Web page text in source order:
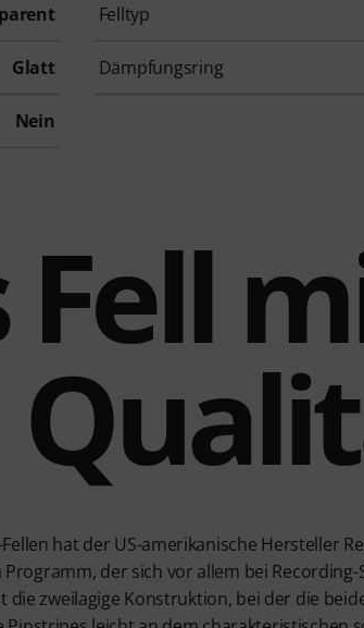
Felltyp
Glatt Dämpfungsring
Nein
Fell
hat der US-amerikanische Hersteller
der sich vor allem bei
die zweilagige Konstruktion, bei der die